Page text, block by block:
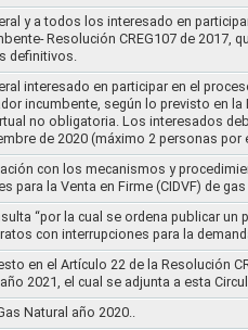
y a todos los interesado en
Resolución CREG107 de 2017,
definitivos.
interesado en participar en el
incumbente, según lo previsto en
no obligatoria. Los interesados
de 2020 (máximo 2 personas por
con los mecanismos y
para la Venta en Firme (CIDVF) de
“por la cual se ordena publicar
con interrupciones para la
en el Artículo 22 de la Resolución
2021, el cual se adjunta a esta
Natural año 2020..